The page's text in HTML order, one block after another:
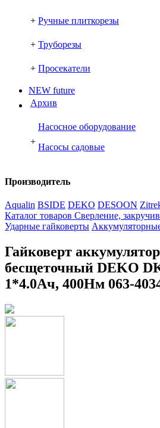
+ Ручные плиткорезы
+ Труборезы
+ Просекатели
NEW future
Архив
+
Насосное оборудование
Насосы садовые
Производитель
Aqualin BSIDE DEKO DESOON
Каталог товаров Сверление,
Ударные гайковерты
Гайковерт
бесщеточный DEKO
1*4.0Ач, 400Нм 063-